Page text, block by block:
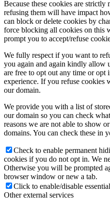
Because these cookies are strictly
refusing them will have impact
can block or delete cookies by
force blocking all cookies on this
prompt you to accept/refuse
We fully respect if you want to
you again and again kindly allow
are free to opt out any time or opt
experience. If you refuse cookies
our domain.
We provide you with a list of
our domain so you can check
reasons we are not able to show
domains. You can check these in
Check to enable permanent
cookies if you do not opt in. We
Otherwise you will be prompted
browser window or new a tab.
Click to enable/disable
Other external services